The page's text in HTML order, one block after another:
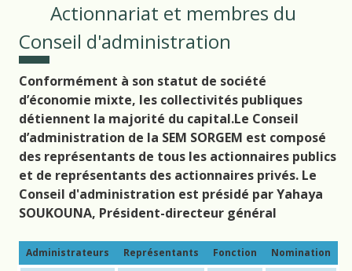
Actionnariat et membres du
Conseil d'administration
Conformément à son statut de société
d’économie mixte, les collectivités publiques
détiennent la majorité du capital.Le Conseil
d’administration de la SEM SORGEM est composé
des représentants de tous les actionnaires publics
et de représentants des actionnaires privés. Le
Conseil d'administration est présidé par Yahaya
SOUKOUNA, Président-directeur général
Administrateurs Représentants Fonction
Nomination